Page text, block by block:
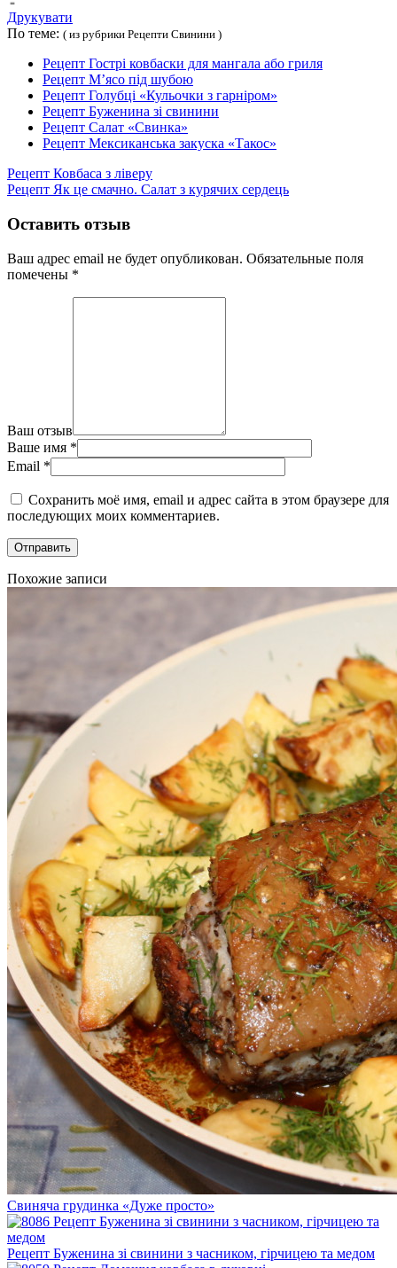
Друкувати
По теме: ( из рубрики Рецепти Свинини )
Рецепт Гострі ковбаски для мангала або гриля
Рецепт М’ясо під шубою
Рецепт Голубці «Кульочки з гарніром»
Рецепт Буженина зі свинини
Рецепт Салат «Свинка»
Рецепт Мексиканська закуска «Такос»
Рецепт Ковбаса з ліверу
Рецепт Як це смачно. Салат з курячих сердець
Оставить отзыв
Ваш адрес email не будет опубликован. Обязательные поля
помечены *
Ваш отзыв
Ваше имя *
Email *
Сохранить моё имя, email и адрес сайта в этом браузере для
последующих моих комментариев.
Похожие записи
Свиняча грудинка «Дуже просто»
Рецепт Буженина зі свинини з часником, гірчицею та медом